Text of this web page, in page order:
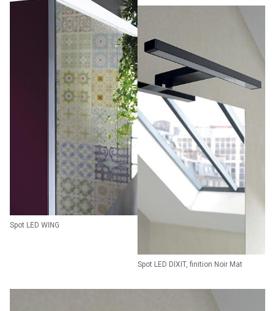
Spot LED WING
Spot LED DIXIT, finition Noir Mat